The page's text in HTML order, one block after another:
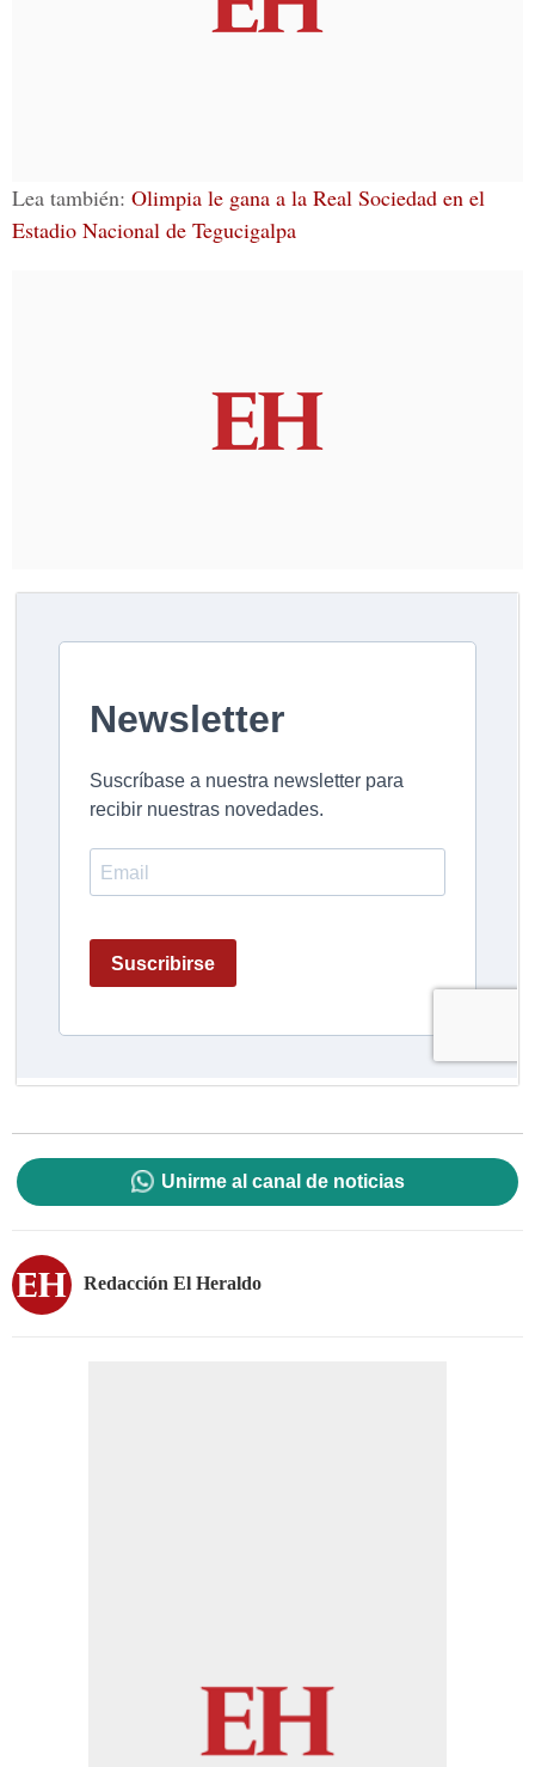
Lea también: Olimpia le gana a la Real Sociedad en el
Estadio Nacional de Tegucigalpa
Unirme al canal de noticias
Redacción El Heraldo